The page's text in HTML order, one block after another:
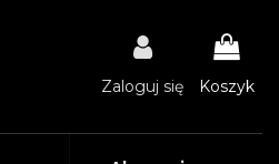
Zaloguj się Koszyk